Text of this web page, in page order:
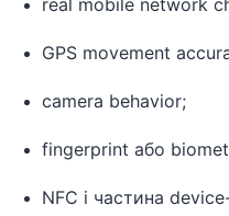
real mobile network
GPS movement
camera behavior;
fingerprint або
NFC і частина